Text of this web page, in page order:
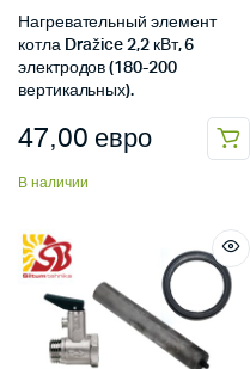
Нагревательный элемент
котла Dražice 2,2 кВт, 6
электродов (180-200
вертикальных).
47,00 евро
В наличии